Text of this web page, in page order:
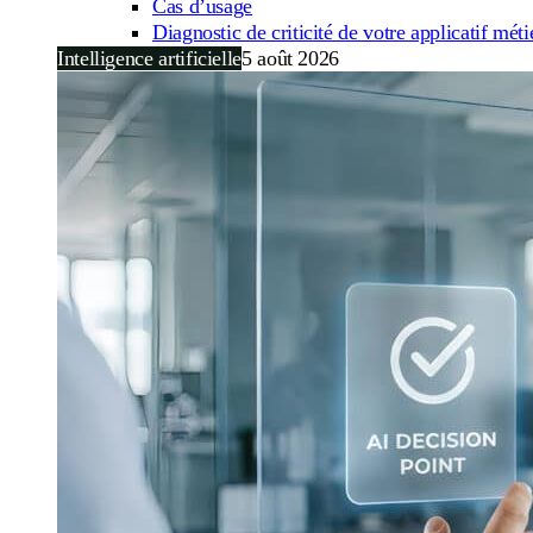
Cas d’usage
Diagnostic de criticité de votre applicatif
Intelligence artificielle5 août 2026